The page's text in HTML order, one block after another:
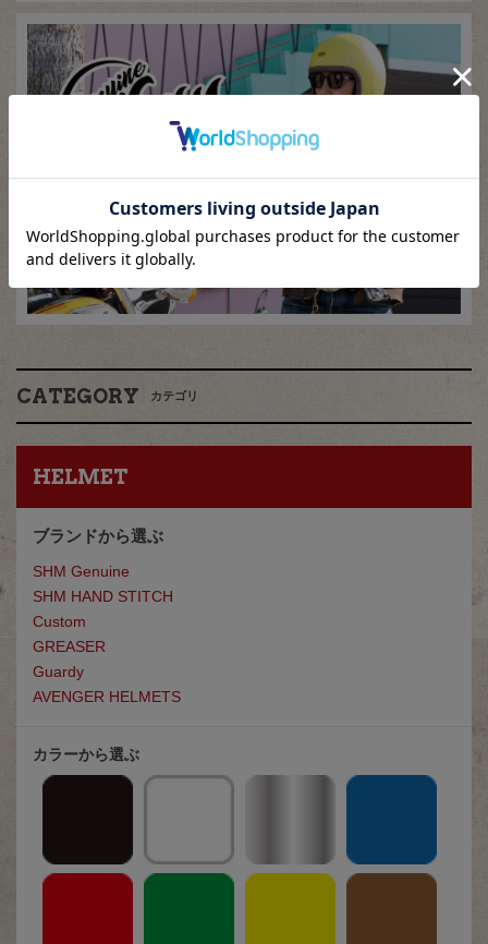
CATEGORY カテゴリ
HELMET
ブランドから選ぶ
SHM Genuine
SHM HAND STITCH
Custom
GREASER
Guardy
AVENGER HELMETS
カラーから選ぶ